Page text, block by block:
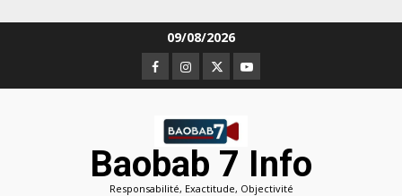
09/08/2026
Facebook
Instagram
TwitterYoutube
Baobab 7 Info
Responsabilité, Exactitude, Objectivité